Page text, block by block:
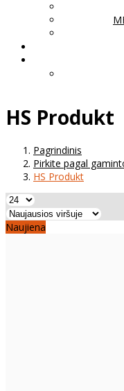
HS Produkt
Pagrindinis
Pirkite pagal
HS Produkt
Naujiena